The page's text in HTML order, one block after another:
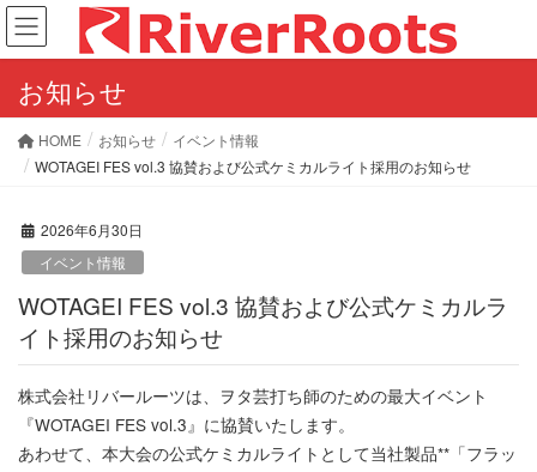
お知らせ
HOME お知らせ
イベント情報
WOTAGEI FES vol.3 協賛および公式ケミカルライト採用のお知らせ
2026年6月30日
イベント情報
WOTAGEI FES vol.3 協賛および公式ケミカルラ
イト採用のお知らせ
株式会社リバールーツは、ヲタ芸打ち師のための最大イベント
『WOTAGEI FES vol.3』に協賛いたします。
あわせて、本大会の公式ケミカルライトとして当社製品**「フラッ